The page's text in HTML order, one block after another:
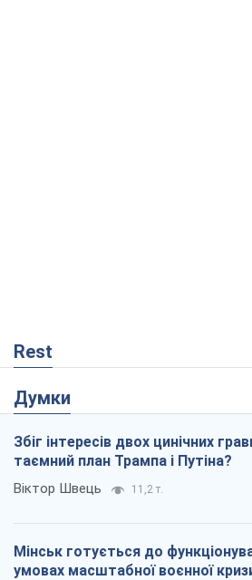
Rest
Думки
Збіг інтересів двох цинічних
таємний план Трампа і Путіна?
Віктор Швець 11,2 т.
Мінськ готується до
умовах масштабної воєнної